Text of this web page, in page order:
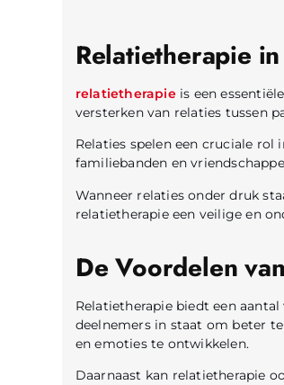
Relatietherapie
relatietherapieis een
versterken van relaties tussen
Relaties spelen een cruciale
familiebanden en
Wanneer relaties onder druk
relatietherapie een veilige en
De Voordelen
Relatietherapie biedt een
deelnemers in staat om beter
en emoties te ontwikkelen.
Daarnaast kan relatietherapie